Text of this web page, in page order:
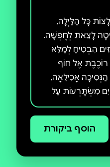
כָּל הַלַּיְלָה,
לָצֵאת לְחֻפְשָׁה.
הִבְטִיחַ לְמַלֵּא
אֶל חוֹף
אָכִילֵאָה,
מִשְׂתָּרְעוֹת עַל
עוֹלָה מֵהַיָּם.
וְאֵיפֹה
הַנְּסיכָה
הוסף ביקורת